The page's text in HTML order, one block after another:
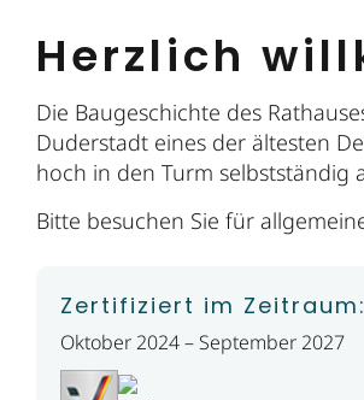
Herzlich
Die Baugeschichte des
Duderstadt eines der ältesten
hoch in den Turm selbstständig
Bitte besuchen Sie für
Zertifiziert im Zeitraum:
Oktober 2024 – September 2027